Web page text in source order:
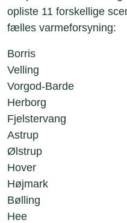
opliste 11 forskellige
fælles varmeforsyning:
Borris
Velling
Vorgod-Barde
Herborg
Fjelstervang
Astrup
Ølstrup
Hover
Højmark
Bølling
Hee